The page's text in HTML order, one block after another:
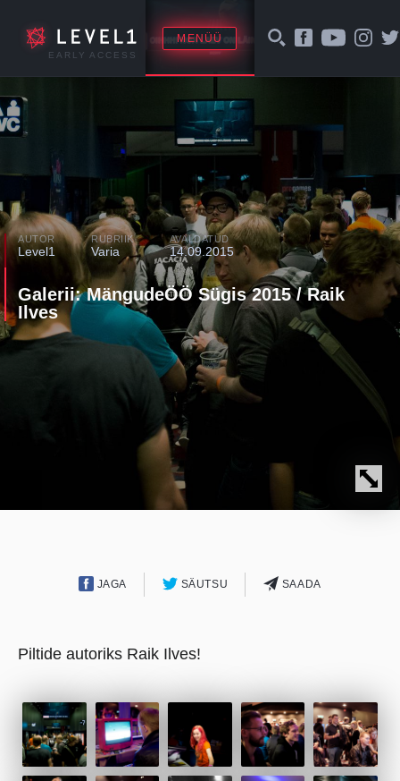
EARLY ACCESS
MENÜÜ
AUTOR
Level1
RUBRIIK
Varia
AVALDATUD
14.09.2015
Galerii: MängudeÖÖ Sügis 2015 / Raik
Ilves
JAGA SÄUTSU SAADA
Piltide autoriks Raik Ilves!